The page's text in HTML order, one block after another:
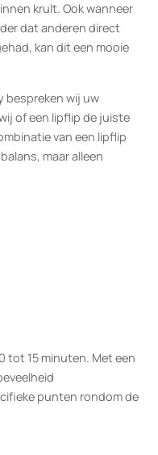
krult. Ook wanneer
dat anderen direct
kan dit een mooie
bespreken wij uw
of een lipflip de juiste
van een lipflip
maar alleen
tot 15 minuten. Met een
punten rondom de